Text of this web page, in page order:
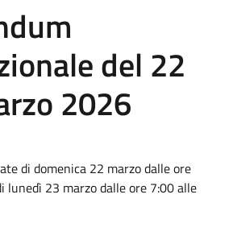
del 22
2026
di domenica 22 marzo dalle ore
lunedì 23 marzo dalle ore 7:00 alle